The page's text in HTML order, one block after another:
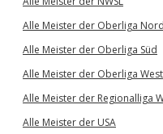
Alle Meister der Oberliga Nord
Alle Meister der Oberliga Süd
Alle Meister der Oberliga West
Alle Meister der Regionalliga
Alle Meister der USA